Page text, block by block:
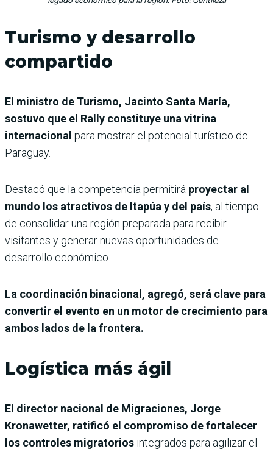
Turismo y desarrollo
compartido
El ministro de Turismo, Jacinto Santa María,
sostuvo que el Rally constituye una vitrina
internacional para mostrar el potencial turístico de
Paraguay.
Destacó que la competencia permitirá proyectar al
mundo los atractivos de Itapúa y del país, al tiempo
de consolidar una región preparada para recibir
visitantes y generar nuevas oportunidades de
desarrollo económico.
La coordinación binacional, agregó, será clave para
convertir el evento en un motor de crecimiento para
ambos lados de la frontera.
Logística más ágil
El director nacional de Migraciones, Jorge
Kronawetter, ratificó el compromiso de fortalecer
los controles migratorios integrados para agilizar el